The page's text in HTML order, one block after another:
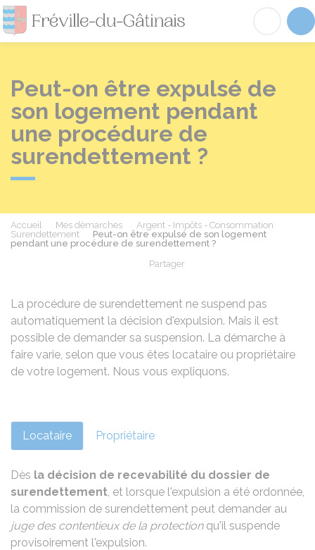
Fréville-du-
Peut-on être expulsé de
son logement pendant
une procédure de
surendettement ?
Accueil Mes démarches
Argent - Impôts - Consommation
Surendettement
Peut-on être expulsé de son logement
pendant une procédure de surendettement ?
Partager
La procédure de surendettement ne suspend pas
automatiquement la décision d'expulsion. Mais il est
possible de demander sa suspension. La démarche à
faire varie, selon que vous êtes locataire ou propriétaire
de votre logement. Nous vous expliquons.
Locataire Propriétaire
Dès la décision de recevabilité du dossier de
surendettement, et lorsque l'expulsion a été ordonnée,
la commission de surendettement peut demander au
juge des contentieux de la protectionqu'il suspende
provisoirement l'expulsion.